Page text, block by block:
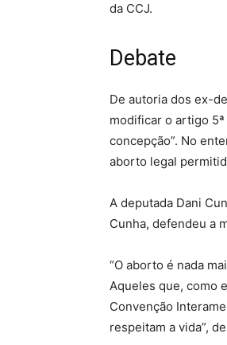
da CCJ.
Debate
De autoria dos ex-
modificar o artigo
concepção”. No
aborto legal
A deputada Dani
Cunha, defendeu a
“O aborto é nada
Aqueles que, como
Convenção
respeitam a vida”,